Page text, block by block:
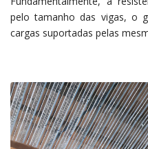
pelo tamanho das vigas, o
cargas suportadas pelas